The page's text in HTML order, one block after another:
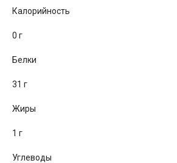
Калорийность
0 г
Белки
31 г
Жиры
1 г
Углеводы